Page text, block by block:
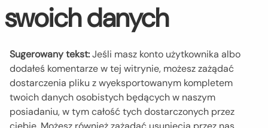
swoich danych
Sugerowany tekst:Jeśli masz konto użytkownika albo
dodałeś komentarze w tej witrynie, możesz zażądać
dostarczenia pliku z wyeksportowanym kompletem
twoich danych osobistych będących w naszym
posiadaniu, w tym całość tych dostarczonych przez